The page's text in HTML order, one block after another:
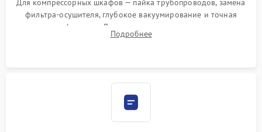
Для компрессорных шкафов — пайка трубопроводов, замена
фильтра-осушителя, глубокое вакуумирование и точная
заправка фреоном. Для термоэлектрических — замена
термопасты и герметизация охлаждающего блока.
Подробнее